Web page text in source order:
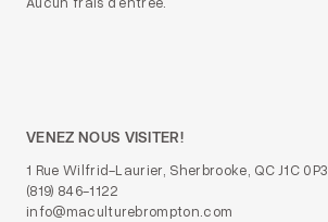
VENEZ NOUS VISITER!
1 Rue Wilfrid-Laurier, Sherbrooke, QC J1C 0P3
(819) 846-1122
info@maculturebrompton.com